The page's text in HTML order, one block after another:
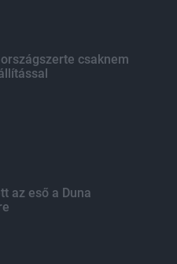
csaknem
az eső a Duna